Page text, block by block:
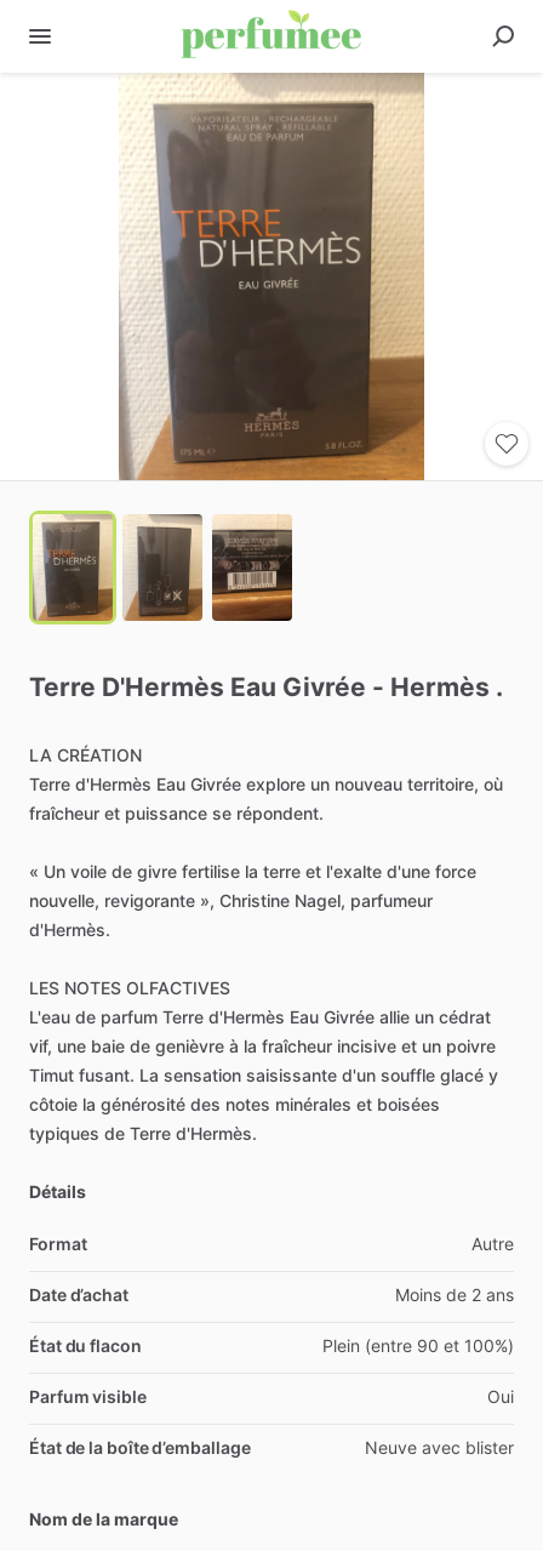
Terre D'Hermès Eau Givrée - Hermès .
LA CRÉATION
Terre d'Hermès Eau Givrée explore un nouveau territoire, où
fraîcheur et puissance se répondent.
« Un voile de givre fertilise la terre et l'exalte d'une force
nouvelle, revigorante », Christine Nagel, parfumeur
d'Hermès.
LES NOTES OLFACTIVES
L'eau de parfum Terre d'Hermès Eau Givrée allie un cédrat
vif, une baie de genièvre à la fraîcheur incisive et un poivre
Timut fusant. La sensation saisissante d'un souffle glacé y
côtoie la générosité des notes minérales et boisées
typiques de Terre d'Hermès.
Détails
Format Autre
Date d’achat Moins de 2 ans
État du flacon Plein (entre 90 et 100%)
Parfum visible Oui
État de la boîte d’emballage Neuve avec blister
Nom de la marque